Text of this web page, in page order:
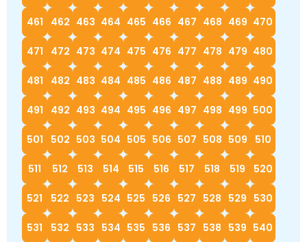
461 462 463 464 465 466 467 468 469 470
471 472 473 474 475 476 477 478 479 480
481 482 483 484 485 486 487 488 489 490
491 492 493 494 495 496 497 498 499 500
501 502 503 504 505 506 507 508 509 510
511 512 513 514 515 516 517 518 519 520
521 522 523 524 525 526 527 528 529 530
531 532 533 534 535 536 537 538 539 540